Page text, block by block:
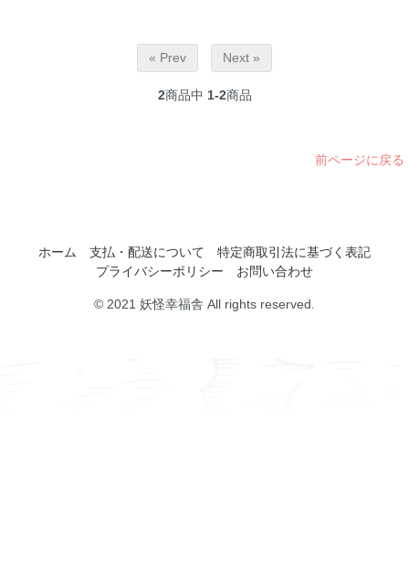
« Prev Next »
2商品中 1-2商品
前ページに戻る
ホーム 支払・配送について
特定商取引法に基づく表記
プライバシーポリシー
お問い合わせ
© 2021 妖怪幸福舎 All rights reserved.